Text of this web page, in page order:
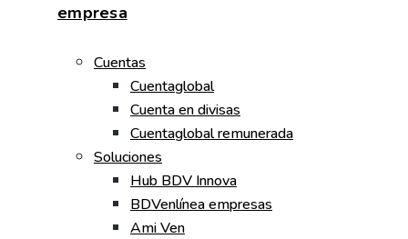
empresa
Cuentas
Cuentaglobal
Cuenta en divisas
Cuentaglobal remunerada
Soluciones
Hub BDV Innova
BDVenlínea empresas
Ami Ven